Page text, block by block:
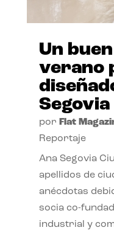
Un
verano
Segovia
por Flat
Reportaje
Ana Segovia
apellidos de
anécdotas
socia co-
industrial y